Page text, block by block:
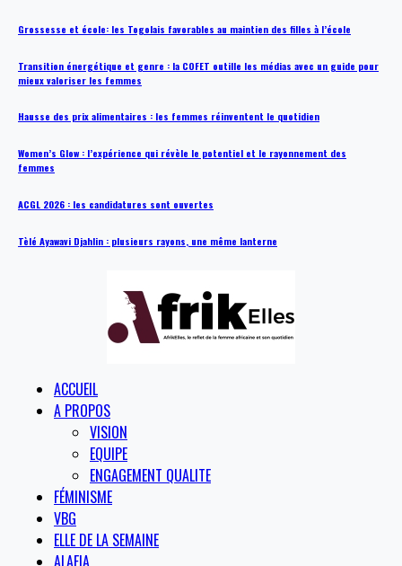
Grossesse et école: les Togolais favorables au maintien des filles à l’école
Transition énergétique et genre : la COFET outille les médias avec un guide pour
mieux valoriser les femmes
Hausse des prix alimentaires : les femmes réinventent le quotidien
Women’s Glow : l’expérience qui révèle le potentiel et le rayonnement des
femmes
ACGL 2026 : les candidatures sont ouvertes
Tèlé Ayawavi Djahlin : plusieurs rayons, une même lanterne
ACCUEIL
A PROPOS
VISION
EQUIPE
ENGAGEMENT QUALITE
FÉMINISME
VBG
ELLE DE LA SEMAINE